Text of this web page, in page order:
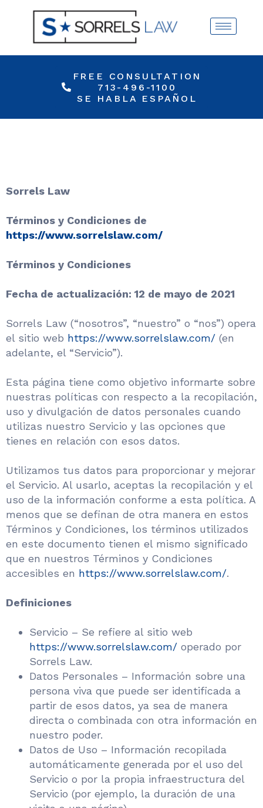
FREE CONSULTATION
713-496-1100
SE HABLA ESPAÑOL
Sorrels Law
Términos y Condiciones de
https://www.sorrelslaw.com/
Términos y Condiciones
Fecha de actualización: 12 de mayo de 2021
Sorrels Law (“nosotros”, “nuestro” o “nos”) opera
el sitio web https://www.sorrelslaw.com/ (en
adelante, el “Servicio”).
Esta página tiene como objetivo informarte sobre
nuestras políticas con respecto a la recopilación,
uso y divulgación de datos personales cuando
utilizas nuestro Servicio y las opciones que
tienes en relación con esos datos.
Utilizamos tus datos para proporcionar y mejorar
el Servicio. Al usarlo, aceptas la recopilación y el
uso de la información conforme a esta política. A
menos que se definan de otra manera en estos
Términos y Condiciones, los términos utilizados
en este documento tienen el mismo significado
que en nuestros Términos y Condiciones
accesibles en https://www.sorrelslaw.com/.
Definiciones
Servicio – Se refiere al sitio web
https://www.sorrelslaw.com/ operado por
Sorrels Law.
Datos Personales – Información sobre una
persona viva que puede ser identificada a
partir de esos datos, ya sea de manera
directa o combinada con otra información en
nuestro poder.
Datos de Uso – Información recopilada
automáticamente generada por el uso del
Servicio o por la propia infraestructura del
Servicio (por ejemplo, la duración de una